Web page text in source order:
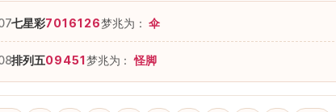
七星彩7016126梦兆为：伞
排列五09451梦兆为：怪脚